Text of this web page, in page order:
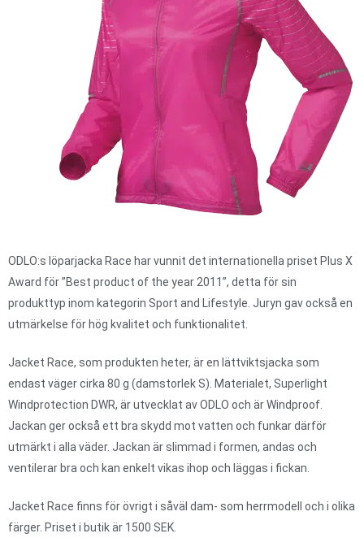
ODLO:s löparjacka Race har vunnit det internationella priset Plus X
Award för ”Best product of the year 2011”, detta för sin
produkttyp inom kategorin Sport and Lifestyle. Juryn gav också en
utmärkelse för hög kvalitet och funktionalitet.
Jacket Race, som produkten heter, är en lättviktsjacka som
endast väger cirka 80 g (damstorlek S). Materialet, Superlight
Windprotection DWR, är utvecklat av ODLO och är Windproof.
Jackan ger också ett bra skydd mot vatten och funkar därför
utmärkt i alla väder. Jackan är slimmad i formen, andas och
ventilerar bra och kan enkelt vikas ihop och läggas i fickan.
Jacket Race finns för övrigt i såväl dam- som herrmodell och i olika
färger. Priset i butik är 1500 SEK.